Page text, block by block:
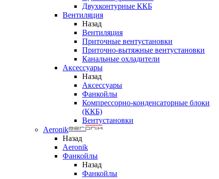
Двухконтурные ККБ
Вентиляция
Назад
Вентиляция
Приточные вентустановки
Приточно-вытяжные вентустановки
Канальные охладители
Аксессуары
Назад
Аксессуары
Фанкойлы
Компрессорно-конденсаторные блоки
(ККБ)
Вентустановки
Aeronik
Назад
Aeronik
Фанкойлы
Назад
Фанкойлы